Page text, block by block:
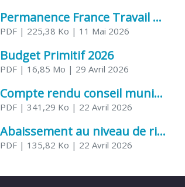
Permanence France Travail au CCAS de Saujon Juin 2026
PDF | 225,38 Ko | 11 Mai 2026
Budget Primitif 2026
PDF | 16,85 Mo | 29 Avril 2026
Compte rendu conseil municipal – 7 avril 2026
PDF | 341,29 Ko | 22 Avril 2026
Abaissement au niveau de risque modéré de l’Influenza aviaire
PDF | 135,82 Ko | 22 Avril 2026